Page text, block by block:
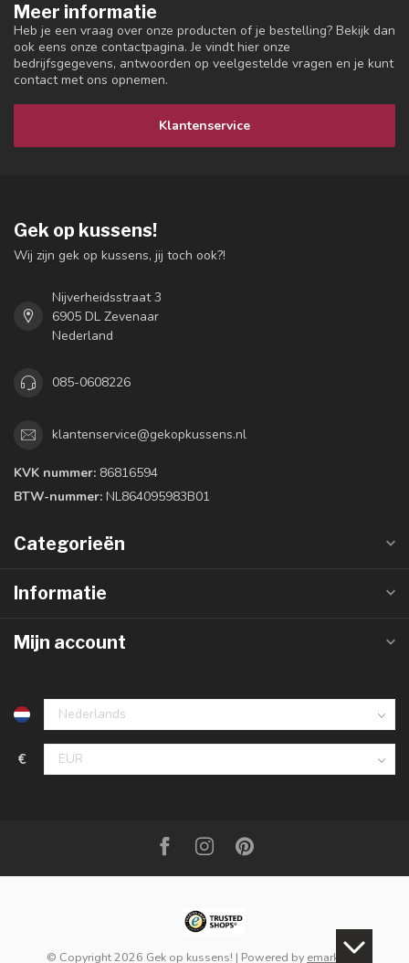
Meer informatie
Heb je een vraag over onze producten of je bestelling? Bekijk dan
ook eens onze contactpagina. Je vindt hier onze
bedrijfsgegevens, antwoorden op veelgestelde vragen en je kunt
contact met ons opnemen.
Klantenservice
Gek op kussens!
Wij zijn gek op kussens, jij toch ook?!
Nijverheidsstraat 3
6905 DL Zevenaar
Nederland
085-0608226
klantenservice@gekopkussens.nl
KVK nummer: 86816594
BTW-nummer: NL864095983B01
Categorieën
Informatie
Mijn account
€
© Copyright 2026 Gek op kussens! | Powered by emarkable